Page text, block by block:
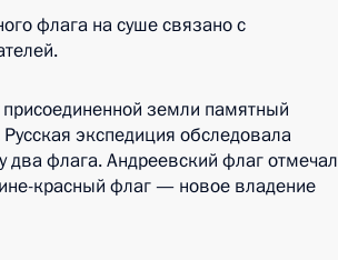
флага на суше связано с
земли памятный
экспедиция обследовала
флага. Андреевский флаг отмечал
красный флаг — новое владение